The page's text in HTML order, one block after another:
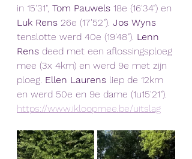
in 15'31", Tom Pauwels 18e (16'34") en
Luk Rens 26e (17'52"). Jos Wyns
tenslotte werd 40e (19'48"). Lenn
Rens deed met een aflossingsploeg
mee (3x 4km) en werd 9e met zijn
ploeg. Ellen Laurens liep de 12km
en werd 50e en 9e dame (1u15'21").
https://www.ikloopmee.be/uitslag